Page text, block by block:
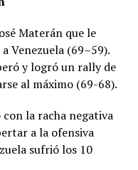
Materán que le
Venezuela (69–59).
y logró un rally de
al máximo (69-68).
la racha negativa
a la ofensiva
sufrió los 10